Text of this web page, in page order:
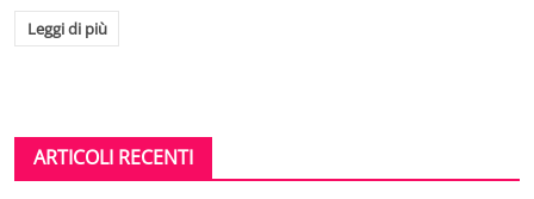
Leggi di più
ARTICOLI RECENTI